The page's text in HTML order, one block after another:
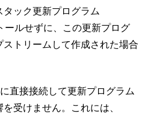
ック更新プログラム
ールせずに、この更新プログ
トリームして作成された場合
直接接続して更新プログラム
受けません。これには、